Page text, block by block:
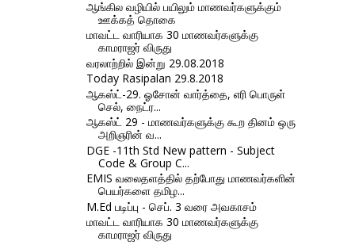
ஆங்கில வழியில் பயிலும் மாணவர்களுக்கும்
ஊக்கத் தொகை
மாவட்ட வாரியாக 30 மாணவர்களுக்கு
காமராஜர் விருது
வரலாற்றில் இன்று 29.08.2018
Today Rasipalan 29.8.2018
ஆகஸ்ட்-29. ஓசோன் வார்த்தை, எரி பொருள்
செல், நைட்ர...
ஆகஸ்ட் 29 - மாணவர்களுக்கு கூற தினம் ஒரு
அறிஞரின் வ...
DGE -11th Std New pattern - Subject
Code & Group C...
EMIS வலைதளத்தில் தற்போது மாணவர்களின்
பெயர்களை தமிழ...
M.Ed படிப்பு - செப். 3 வரை அவகாசம்
மாவட்ட வாரியாக 30 மாணவர்களுக்கு
காமராஜர் விருது